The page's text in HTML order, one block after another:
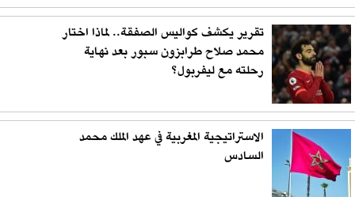
تقرير يكشف كواليس الصفقة.. لماذا اختار
محمد صلاح طرابزون سبور بعد نهاية
رحلته مع ليفربول؟
الاستراتيجية المغربية في عهد الملك محمد
السادس